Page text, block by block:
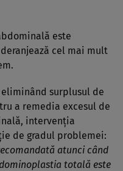
este
cel mai mult
surplusul de
a remedia excesul de
intervenția
de gradul problemei:
atunci când
totală este